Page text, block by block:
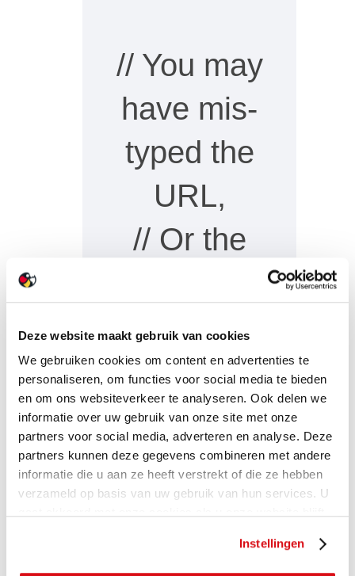
Deze website maakt gebruik van cookies
We gebruiken cookies om content en advertenties te
personaliseren, om functies voor social media te bieden
en om ons websiteverkeer te analyseren. Ook delen we
informatie over uw gebruik van onze site met onze
partners voor social media, adverteren en analyse. Deze
partners kunnen deze gegevens combineren met andere
informatie die u aan ze heeft verstrekt of die ze hebben
verzameld op basis van uw gebruik van hun services. U
Instellingen
// You may
have mis-
typed the
URL,
// Or the
been
removed,
// Actually,
there is
nothing to
see here…